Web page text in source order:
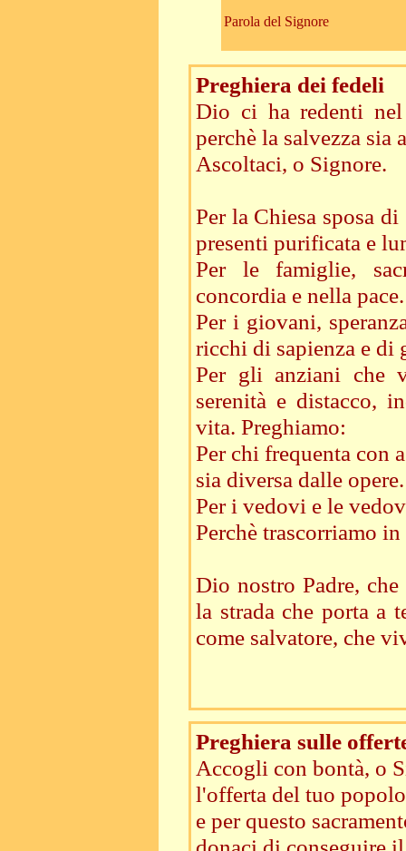
Parola del Signore
Preghiera dei fedeli
Dio ci ha redenti
perchè la salvezza
Ascoltaci, o Signore.
Per la Chiesa sposa
presenti purificata e
Per le famiglie,
concordia e nella
Per i giovani,
ricchi di sapienza e di
Per gli anziani che
serenità e distacco,
vita. Preghiamo:
Per chi frequenta con
sia diversa dalle
Per i vedovi e le
Perchè trascorriamo
Dio nostro Padre,
la strada che porta a
come salvatore, che
Preghiera sulle
Accogli con bontà, o
l'offerta del tuo popolo
e per questo